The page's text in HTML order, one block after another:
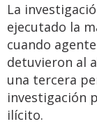
La
ejecutado la
cuando
detuvieron al
una tercera
investigación
ilícito.